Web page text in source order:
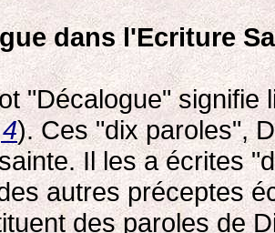
dans l'Ecriture
"Décalogue" signifie
). Ces "dix paroles",
Il les a écrites
autres préceptes
des paroles de